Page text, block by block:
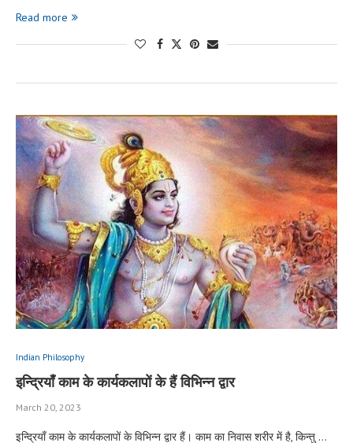
Read more
Indian Philosophy
इन्द्रियाँ काम के कार्यकलापों के हैं विभिन्न द्वार
March 20, 2023
इन्द्रियाँ काम के कार्यकलापों के विभिन्न द्वार हैं। काम का निवास शरीर में है, किन्तु …